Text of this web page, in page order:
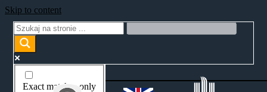
Skip to content
Exact matches only